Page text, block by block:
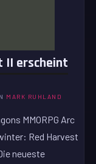
II erscheint
MARK RUHLAND
MMORPG Arc
Red Harvest
neueste